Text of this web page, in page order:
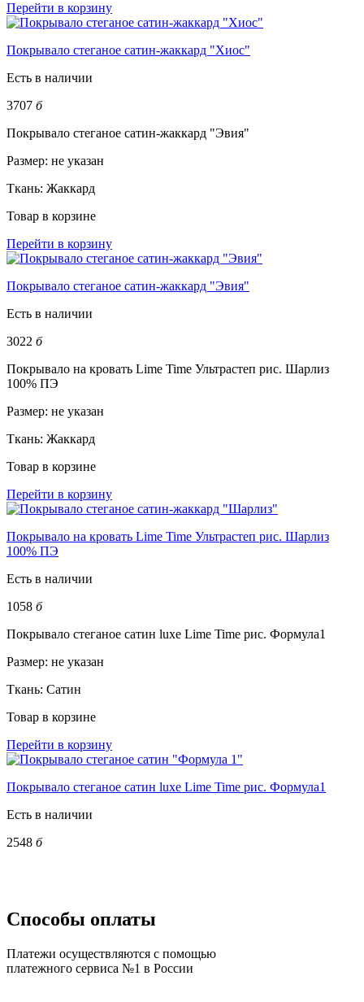
Перейти в корзину
Покрывало стеганое сатин-жаккард "Хиос"
Есть в наличии
3707 б
Покрывало стеганое сатин-жаккард "Эвия"
Размер: не указан
Ткань: Жаккард
Товар в корзине
Перейти в корзину
Покрывало стеганое сатин-жаккард "Эвия"
Есть в наличии
3022 б
Покрывало на кровать Lime Time Ультрастеп рис. Шарлиз
100% ПЭ
Размер: не указан
Ткань: Жаккард
Товар в корзине
Перейти в корзину
Покрывало на кровать Lime Time Ультрастеп рис. Шарлиз
100% ПЭ
Есть в наличии
1058 б
Покрывало стеганое сатин luxe Lime Time рис. Формула1
Размер: не указан
Ткань: Сатин
Товар в корзине
Перейти в корзину
Покрывало стеганое сатин luxe Lime Time рис. Формула1
Есть в наличии
2548 б
Способы оплаты
Платежи осуществляются с помощью
платежного сервиса №1 в России